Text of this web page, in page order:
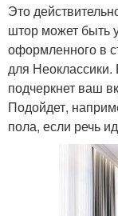
Это
штор может быть
оформленного в
для Неоклассики.
подчеркнет ваш
Подойдет,
пола, если речь